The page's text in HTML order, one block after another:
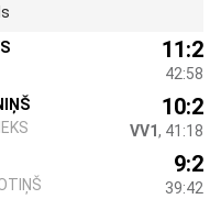
11:2
42:58
10:2
VV1, 41:18
9:2
39:42